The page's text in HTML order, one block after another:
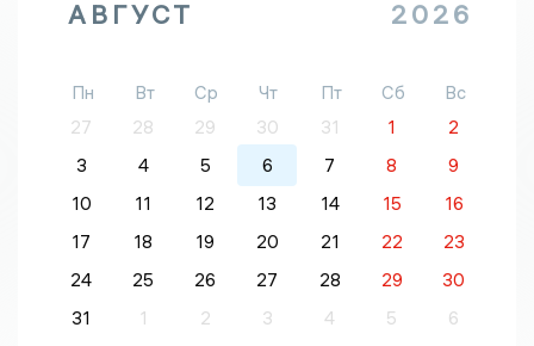
АВГУСТ 2026
Пн Вт Ср Чт Пт Сб
Вс
27
28 29 30 31 1
2
3
4 5 6 7 8
9
10
11 12 13 14 15
16
17
18 19 20 21 22
23
24
25 26 27 28 29
30
31
1 2 3 4 5 6